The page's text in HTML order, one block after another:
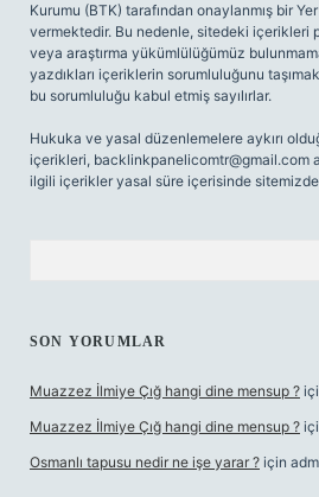
Kurumu (BTK) tarafından onaylanmış bir
vermektedir. Bu nedenle, sitedeki içerikleri
veya araştırma yükümlülüğümüz
yazdıkları içeriklerin sorumluluğunu
bu sorumluluğu kabul etmiş sayılırlar.
Hukuka ve yasal düzenlemelere aykırı
içerikleri, backlinkpanelicomtr@gmail.com
ilgili içerikler yasal süre içerisinde
SON YORUMLAR
Muazzez İlmiye Çığ hangi dine mensup ?
Muazzez İlmiye Çığ hangi dine mensup ?
Osmanlı tapusu nedir ne işe yarar ? için